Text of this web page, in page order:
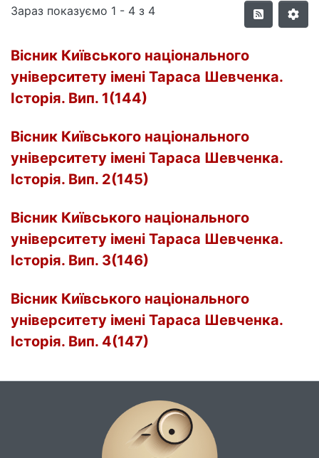
Зараз показуємо 1 - 4 з 4
Вісник Київського національного
університету імені Тараса Шевченка.
Історія. Вип. 1(144)
Вісник Київського національного
університету імені Тараса Шевченка.
Історія. Вип. 2(145)
Вісник Київського національного
університету імені Тараса Шевченка.
Історія. Вип. 3(146)
Вісник Київського національного
університету імені Тараса Шевченка.
Історія. Вип. 4(147)